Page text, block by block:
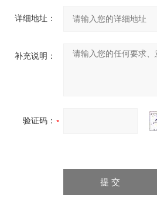
详细地址：
补充说明：
验证码：